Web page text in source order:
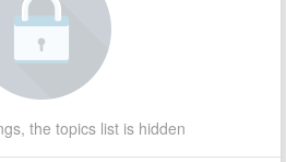
the topics list is hidden